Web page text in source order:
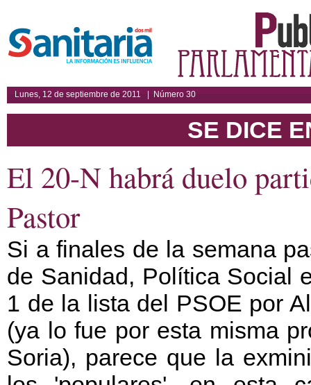
Lunes, 12 de septiembre de 2011 | Número 30
SE DICE
El 20-N habrá duelo
Pastor
Si a finales de la semana
de Sanidad, Política Social
1 de la lista del PSOE por
(ya lo fue por esta misma
Soria), parece que la